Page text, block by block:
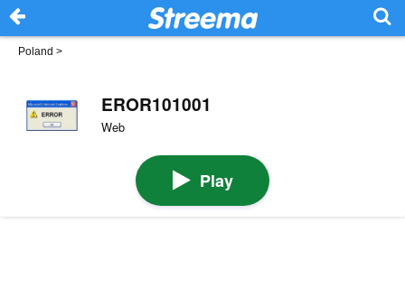
Poland >
EROR101001
Web
Play